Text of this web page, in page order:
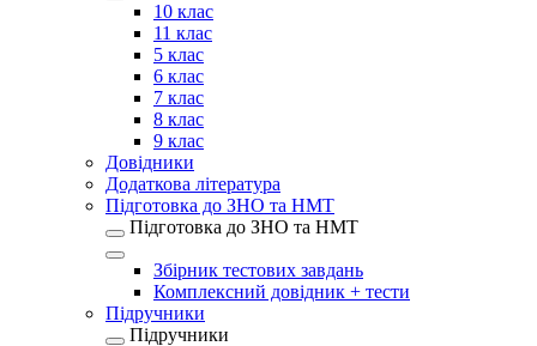
10 клас
11 клас
5 клас
6 клас
7 клас
8 клас
9 клас
Довідники
Додаткова література
Підготовка до ЗНО та НМТ
Підготовка до ЗНО та НМТ
Збірник тестових завдань
Комплексний довідник + тести
Підручники
Підручники